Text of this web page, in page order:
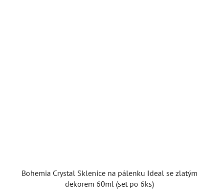
Bohemia Crystal Sklenice na pálenku Ideal se zlatým
dekorem 60ml (set po 6ks)